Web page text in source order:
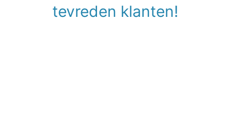
tevreden klanten!